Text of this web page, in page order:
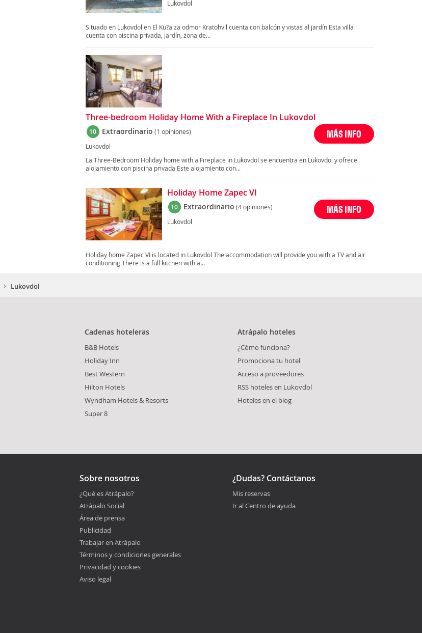
Lukovdol
Situado en Lukovdol en El Ku?a za odmor Kratohvil cuenta con balcón y vistas al jardín Esta villa
cuenta con piscina privada, jardín, zona de...
Three-bedroom Holiday Home With a Fireplace In Lukovdol
10 Extraordinario (1 opiniones)
Lukovdol
MÁS INFO
La Three-Bedroom Holiday home with a Fireplace in Lukovdol se encuentra en Lukovdol y ofrece
alojamiento con piscina privada Este alojamiento con...
Holiday Home Zapec VI
10 Extraordinario (4 opiniones)
Lukovdol
MÁS INFO
Holiday home Zapec VI is located in Lukovdol The accommodation will provide you with a TV and air
conditioning There is a full kitchen with a...
Lukovdol
Cadenas hoteleras
B&B Hotels
Holiday Inn
Best Western
Hilton Hotels
Wyndham Hotels & Resorts
Super 8
Atrápalo hoteles
¿Cómo funciona?
Promociona tu hotel
Acceso a proveedores
RSS hoteles en Lukovdol
Hoteles en el blog
Sobre nosotros
¿Qué es Atrápalo?
Atrápalo Social
Área de prensa
Publicidad
Trabajar en Atrápalo
Términos y condiciones generales
Privacidad y cookies
Aviso legal
¿Dudas? Contáctanos
Mis reservas
Ir al Centro de ayuda